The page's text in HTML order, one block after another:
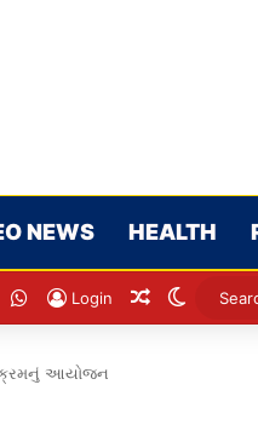
NEWS HEALTH
Play
WhatsApp
Login Random
Switch
આયોજન